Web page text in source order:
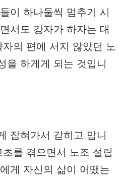
이 하나둘씩 멈추기 시
서도 강자가 하자는 대
의 편에 서지 않았던 노
을 하게게 되는 것입니
잡혀가서 갇히고 맙니
를 겪으면서 노조 설립
게 자신의 삶이 어땠는